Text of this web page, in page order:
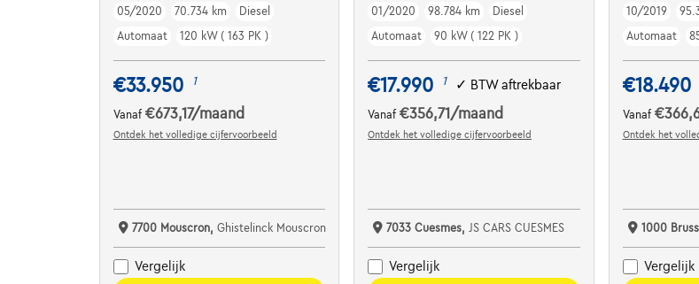
05/2020
70.734 km
Diesel
Automaat
120 kW ( 163 PK )
€33.950 1
Vanaf €673,17/maand
Ontdek het volledige cijfervoorbeeld
7700 Mouscron, Ghistelinck Mouscron
Vergelijk
01/2020
98.784 km
Diesel
Automaat
90 kW ( 122 PK )
€17.990 1 ✓ BTW aftrekbaar
Vanaf€356,71 /maand
Ontdek het volledige cijfervoorbeeld
7033 Cuesmes, JS CARS CUESMES
Vergelijk
10/2019
Automaat
€18.490
Vanaf
Ontdek het
1000
Vergelijk